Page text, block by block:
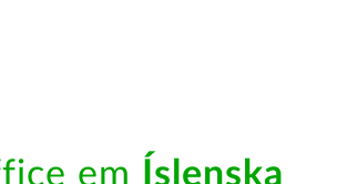
em Íslenska